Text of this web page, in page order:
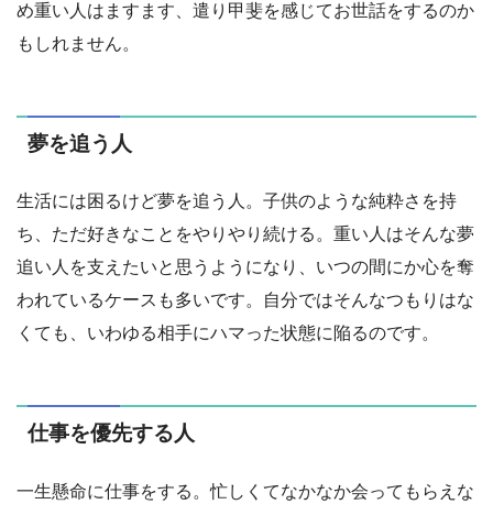
め重い人はますます、遣り甲斐を感じてお世話をするのか
もしれません。
夢を追う人
生活には困るけど夢を追う人。子供のような純粋さを持
ち、ただ好きなことをやりやり続ける。重い人はそんな夢
追い人を支えたいと思うようになり、いつの間にか心を奪
われているケースも多いです。自分ではそんなつもりはな
くても、いわゆる相手にハマった状態に陥るのです。
仕事を優先する人
一生懸命に仕事をする。忙しくてなかなか会ってもらえな